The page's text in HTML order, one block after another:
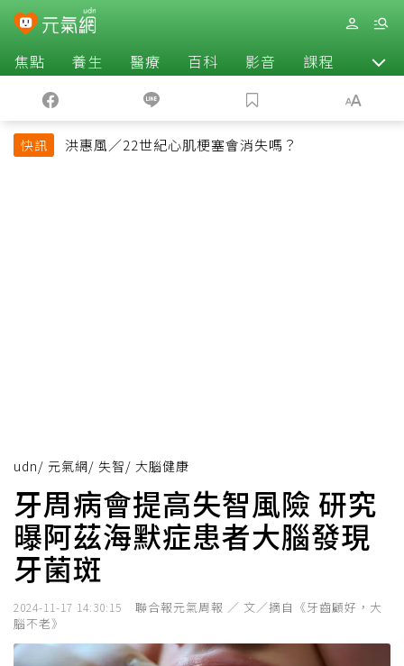
焦點 養生 醫療 百科 影音 課程 退休
快訊 洪惠風／22世紀心肌梗塞會消失嗎？
udn/ 元氣網/ 失智/ 大腦健康
牙周病會提高失智風險 研究
曝阿茲海默症患者大腦發現
牙菌斑
2024-11-17 14:30:15
聯合報元氣周報 ／ 文／摘自《牙齒顧好，大
腦不老》